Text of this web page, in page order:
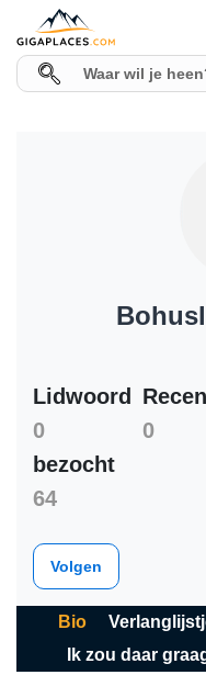
Lidwoord
0
0
bezocht
64
Volgen
Bio
Ik zou daar